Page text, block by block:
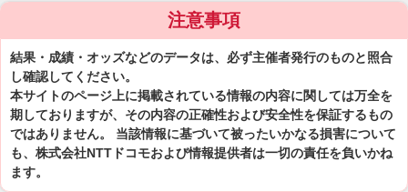
注意事項
結果・成績・オッズなどのデータは、必ず主催者発行のものと照合
し確認してください。
本サイトのページ上に掲載されている情報の内容に関しては万全を
期しておりますが、その内容の正確性および安全性を保証するもの
ではありません。 当該情報に基づいて被ったいかなる損害について
も、株式会社NTTドコモおよび情報提供者は一切の責任を負いかね
ます。